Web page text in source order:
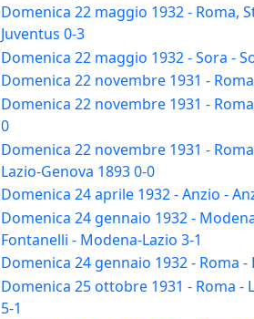
Domenica 22 maggio 1932 - Roma,
Juventus 0-3
Domenica 22 maggio 1932 - Sora -
Domenica 22 novembre 1931 -
Domenica 22 novembre 1931 -
0
Domenica 22 novembre 1931 -
Lazio-Genova 1893 0-0
Domenica 24 aprile 1932 - Anzio -
Domenica 24 gennaio 1932 -
Fontanelli - Modena-Lazio 3-1
Domenica 24 gennaio 1932 - Roma -
Domenica 25 ottobre 1931 - Roma -
5-1